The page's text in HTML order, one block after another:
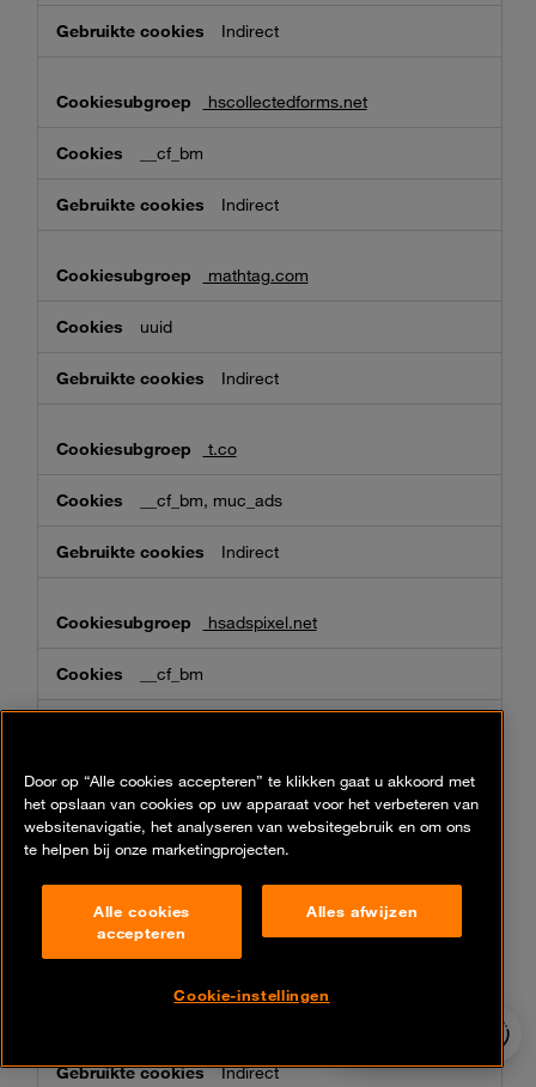
Indirect
hscollectedforms.net
__cf_bm
Indirect
mathtag.com
uuid
Indirect
t.co
__cf_bm, muc_ads
Indirect
hsadspixel.net
__cf_bm
hsforms.com
__cf_bm, _cfuvid
Indirect
Door op “Alle cookies accepteren” te klikken gaat u akkoord met
het opslaan van cookies op uw apparaat voor het verbeteren van
websitenavigatie, het analyseren van websitegebruik en om ons
te helpen bij onze marketingprojecten.
Alle cookies
accepteren
Alles afwijzen
Cookie-instellingen